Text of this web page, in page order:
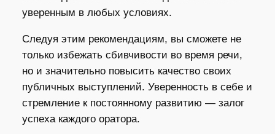
уверенным в любых условиях.
Следуя этим рекомендациям, вы сможете не
только избежать сбивчивости во время речи,
но и значительно повысить качество своих
публичных выступлений. Уверенность в себе и
стремление к постоянному развитию — залог
успеха каждого оратора.